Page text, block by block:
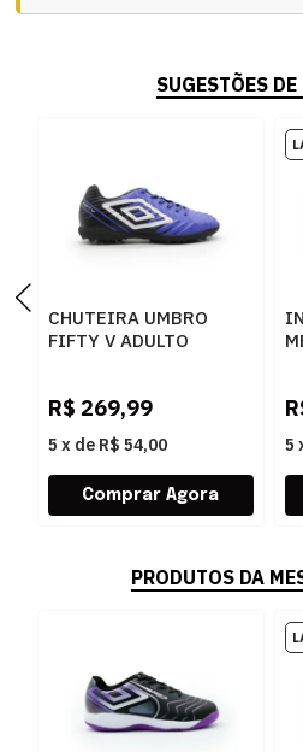
SUGESTÕES
CHUTEIRA UMBRO
FIFTY V ADULTO
276394
R$ 269,99
5 x de R$ 54,00 5
PRODUTOS DA